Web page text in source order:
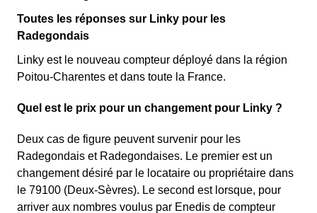
Toutes les réponses sur Linky pour les
Radegondais
Linky est le nouveau compteur déployé dans la région
Poitou-Charentes et dans toute la France.
Quel est le prix pour un changement pour Linky ?
Deux cas de figure peuvent survenir pour les
Radegondais et Radegondaises. Le premier est un
changement désiré par le locataire ou propriétaire dans
le 79100 (Deux-Sèvres). Le second est lorsque, pour
arriver aux nombres voulus par Enedis de compteur